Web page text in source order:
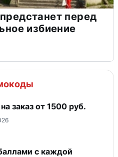
перед
избиение
заказ от 1500 руб.
с каждой